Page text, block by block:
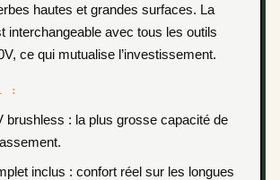
hautes et grandes surfaces. La
interchangeable avec tous les outils
ce qui mutualise l’investissement.
:
brushless : la plus grosse capacité de
inclus : confort réel sur les longues